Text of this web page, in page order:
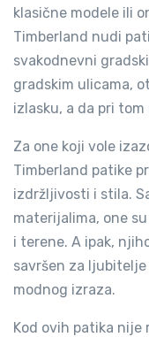
klasične modele ili
Timberland nudi
svakodnevni
gradskim ulicama,
izlasku, a da pri
Za one koji vole
Timberland patike
izdržljivosti i stila.
materijalima, one
i terene. A ipak,
savršen za ljubitelje
modnog izraza.
Kod ovih patika nije